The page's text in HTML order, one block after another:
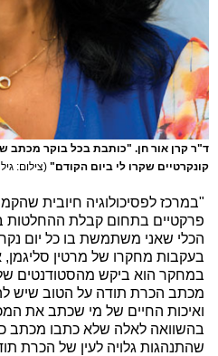
ד"ר קרן אור חן. "כותבת בכל בוקר מכתב
קונקרטיים שקרו לי ביום הקודם" (צילום:
"במרכז לפסיכולוגיה חיובית
פרקטיים בתחום קבלת ההחלטות
הכלי שאני משתמשת בו כל יום
בעקבות מחקרו של מרטין סליגמן,
במחקר הוא ביקש מהסטודנטים
מכתב הכרת תודה על הטוב שיש
ואיכות החיים של מי שכתב את
בהשוואה לאלה שלא כתבו מכתב
שהתנהגות גלויה לעין של הכרת